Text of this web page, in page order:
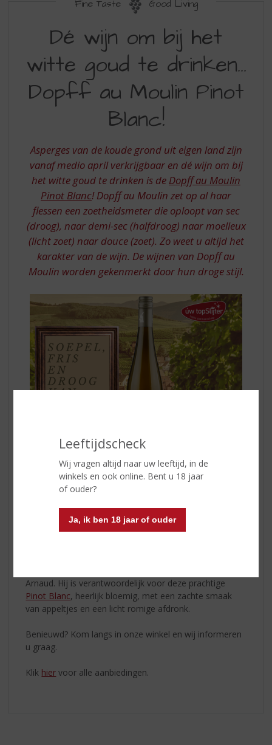
Leeftijdscheck
Wij vragen altijd naar uw leeftijd, in de
winkels en ook online. Bent u 18 jaar
of ouder?
Ja, ik ben 18 jaar of ouder
Fine Taste Good Living
WIJN
OM
BIJ
HET
TE
DRINKEN
DOPFF
AU
MOULIN
PINOT
BLANC
Dé wijn om bij het
witte goud te drinken…
Dopff au Moulin Pinot
Blanc!
Asperges van de koude grond uit eigen land zijn
vanaf medio april verkrijgbaar en dé wijn om bij
het witte goud te drinken is de Dopff au Moulin
Pinot Blanc! Dopff au Moulin zet op al haar
flessen een zoetheidsmeter die oploopt van sec
(droog), naar demi-sec (halfdroog) naar moelleux
(licht zoet) naar douce (zoet). Zo weet u altijd het
karakter van de wijn. De wijnen van Dopff au
Moulin worden gekenmerkt door hun droge stijl.
De Dopff wijnroots sinds 1574
De wijnbouwroots van de familie Dopff gaan ver terug.
Exact 450 jaar geleden, in 1574, is de familie Dopff
neergestreken in het Elzasser wijnbouw dorp Riquewihr.
Arnaud. Hij is verantwoordelijk voor deze prachtige
Pinot Blanc, heerlijk bloemig, met een zachte smaak
van appeltjes en een licht romige afdronk.
Benieuwd? Kom langs in onze winkel en wij informeren
u graag.
Klik hier voor alle aanbiedingen.